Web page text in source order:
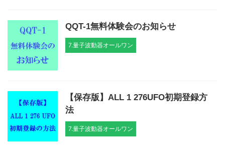
QQT-1無料体験会のお知らせ
7.量子波動器オールワン
【保存版】ALL 1 276UFO初期登録方
法
7.量子波動器オールワン